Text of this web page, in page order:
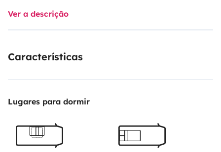
Ver a descrição
Características
Lugares para dormir